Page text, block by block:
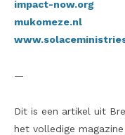
impact-now.org
mukomeze.nl
—
Dit is een artikel uit
het volledige magazine